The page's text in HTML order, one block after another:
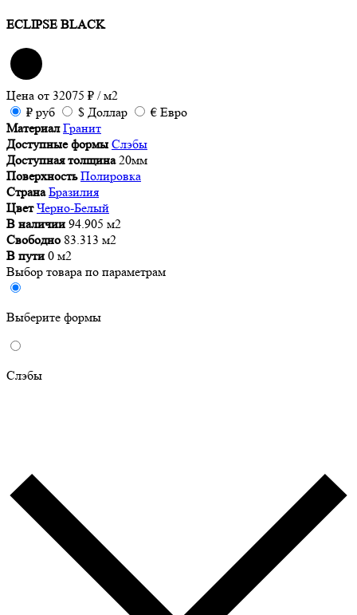
ECLIPSE BLACK
Цена от 32075 ₽ / м2
₽ руб $ Доллар € Евро
Материал Гранит
Доступные формы Слэбы
Доступная толщина 20мм
Поверхность Полировка
Страна Бразилия
Цвет Черно-Белый
В наличии 94.905 м2
Свободно 83.313 м2
В пути 0 м2
Выбор товара по параметрам
Выберите формы
Слэбы